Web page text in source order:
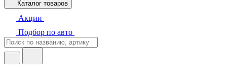
Каталог товаров
Акции
Подбор по авто